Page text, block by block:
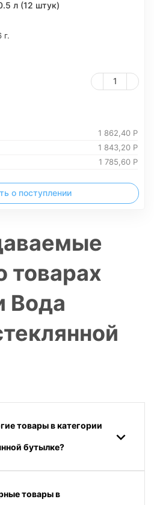
л (12 штук)
г.
1 862,40 Р
1 843,20 Р
1 785,60 Р
о поступлении
товарах
Вода
товары в категории
бутылке?
товары в